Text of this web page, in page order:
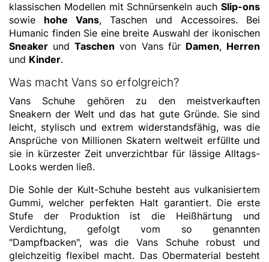
klassischen Modellen mit Schnürsenkeln auch Slip-ons
sowie hohe Vans, Taschen und Accessoires. Bei
Humanic finden Sie eine breite Auswahl der ikonischen
Sneaker undTaschen von Vans für Damen, Herren
und Kinder.
Was macht Vans so erfolgreich?
Vans Schuhe gehören zu den meistverkauften
Sneakern der Welt und das hat gute Gründe. Sie sind
leicht, stylisch und extrem widerstandsfähig, was die
Ansprüche von Millionen Skatern weltweit erfüllte und
sie in kürzester Zeit unverzichtbar für lässige Alltags-
Looks werden ließ.
Die Sohle der Kult-Schuhe besteht aus vulkanisiertem
Gummi, welcher perfekten Halt garantiert. Die erste
Stufe der Produktion ist die Heißhärtung und
Verdichtung, gefolgt vom so genannten
"Dampfbacken", was die Vans Schuhe robust und
gleichzeitig flexibel macht. Das Obermaterial besteht